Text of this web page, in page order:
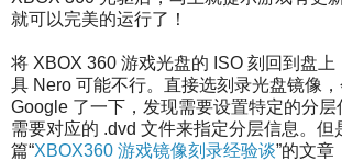
就可以完美的运行了！
将 XBOX 360 游戏光盘的 ISO 刻回到盘上
具 Nero 可能不行。直接选刻录光盘镜像，
Google 了一下，发现需要设置特定的分层
需要对应的 .dvd 文件来指定分层信息。但
篇“XBOX360 游戏镜像刻录经验谈”的文章